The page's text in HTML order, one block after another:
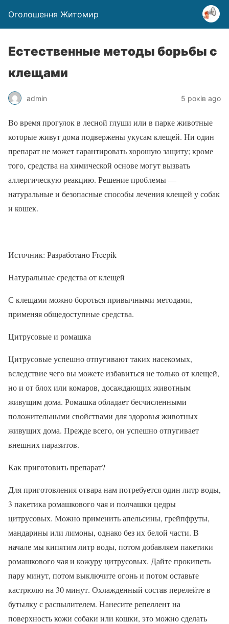
Оголошення Житомир
Естественные методы борьбы с
клещами
admin 5 років ago
Во время прогулок в лесной глуши или в парке животные
которые живут дома подвержены укусам клещей. Ни один
препарат не может гарантировать хорошую защиту; кроме
того, средства на химической основе могут вызвать
аллергическую реакцию. Решение проблемы —
натуральные и безопасные способы лечения клещей у собак
и кошек.
Источник: Разработано Freepik
Натуральные средства от клещей
С клещами можно бороться привычными методами,
применяя общедоступные средства.
Цитрусовые и ромашка
Цитрусовые успешно отпугивают таких насекомых,
вследствие чего вы можете избавиться не только от клещей,
но и от блох или комаров, досаждающих животным
живущим дома. Ромашка обладает бесчисленными
положительными свойствами для здоровья животных
живущих дома. Прежде всего, он успешно отпугивает
внешних паразитов.
Как приготовить препарат?
Для приготовления отвара нам потребуется один литр воды,
3 пакетика ромашкового чая и полчашки цедры
цитрусовых. Можно применить апельсины, грейпфруты,
мандарины или лимоны, однако без их белой части. В
начале мы кипятим литр воды, потом добавляем пакетики
ромашкового чая и кожуру цитрусовых. Дайте прокипеть
пару минут, потом выключите огонь и потом оставьте
кастрюлю на 30 минут. Охлажденный состав перелейте в
бутылку с распылителем. Нанесите репеллент на
поверхность кожи собаки или кошки, это можно сделать